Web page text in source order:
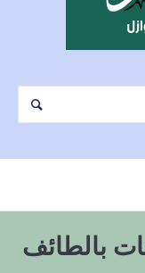
بالطائف